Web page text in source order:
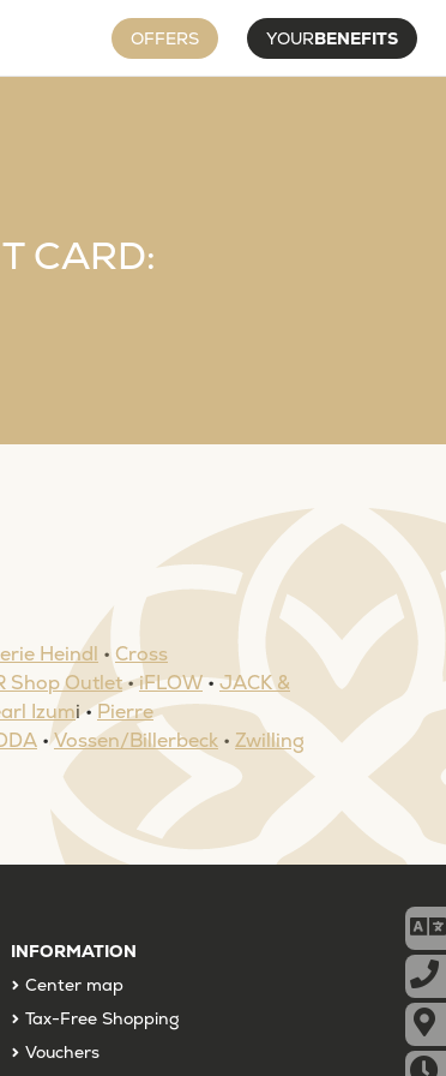
OFFERS YOURBENEFITS
CARD:
Heindl •Cross
Shop Outlet•iFLOW•JACK &
Izumi •Pierre
•Vossen/Billerbeck • Zwilling
INFORMATION
Center map
Tax-Free Shopping
Vouchers